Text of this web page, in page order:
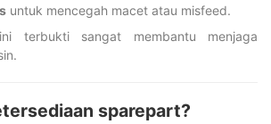
untuk mencegah macet atau misfeed.
terbukti sangat membantu menjaga
sparepart?